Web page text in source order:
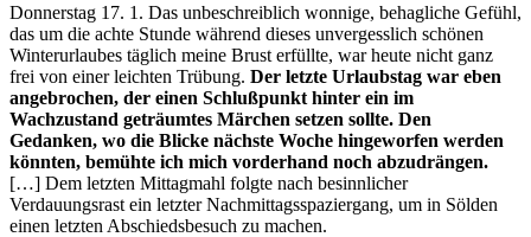
Donnerstag 17. 1. Das unbeschreiblich wonnige, behagliche Gefühl,
das um die achte Stunde während dieses unvergesslich schönen
Winterurlaubes täglich meine Brust erfüllte, war heute nicht ganz
frei von einer leichten Trübung. Der letzte Urlaubstag war eben
angebrochen, der einen Schlußpunkt hinter ein im
Wachzustand geträumtes Märchen setzen sollte. Den
Gedanken, wo die Blicke nächste Woche hingeworfen werden
könnten, bemühte ich mich vorderhand noch abzudrängen.
[…] Dem letzten Mittagmahl folgte nach besinnlicher
Verdauungsrast ein letzter Nachmittagsspaziergang, um in Sölden
einen letzten Abschiedsbesuch zu machen.